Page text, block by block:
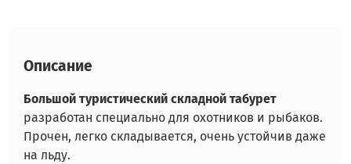
Описание
Большой туристический складной табурет
разработан специально для охотников и рыбаков.
Прочен, легко складывается, очень устойчив даже
на льду.